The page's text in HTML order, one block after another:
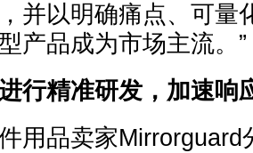
并以明确痛点、可量
产品成为市场主流。”
行精准研发，加速响
用品卖家Mirrorguard